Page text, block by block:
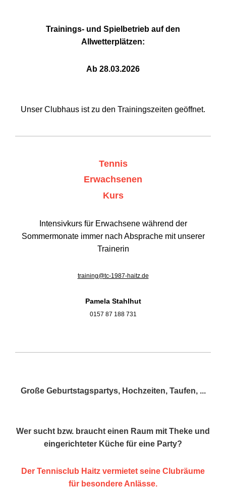
Trainings- und Spielbetrieb auf den
Allwetterplätzen:
Ab 28.03.2026
Unser Clubhaus ist zu den Trainingszeiten geöffnet.
Tennis
Erwachsenen
Kurs
Intensivkurs für Erwachsene während der
Sommermonate immer nach Absprache mit unserer
Trainerin
training@tc-1987-haitz.de
Pamela Stahlhut
0157 87 188 731
Große Geburtstagspartys, Hochzeiten, Taufen, ...
Wer sucht bzw. braucht einen Raum mit Theke und
eingerichteter Küche für eine Party?
Der Tennisclub Haitz vermietet seine Clubräume
für besondere Anlässe.